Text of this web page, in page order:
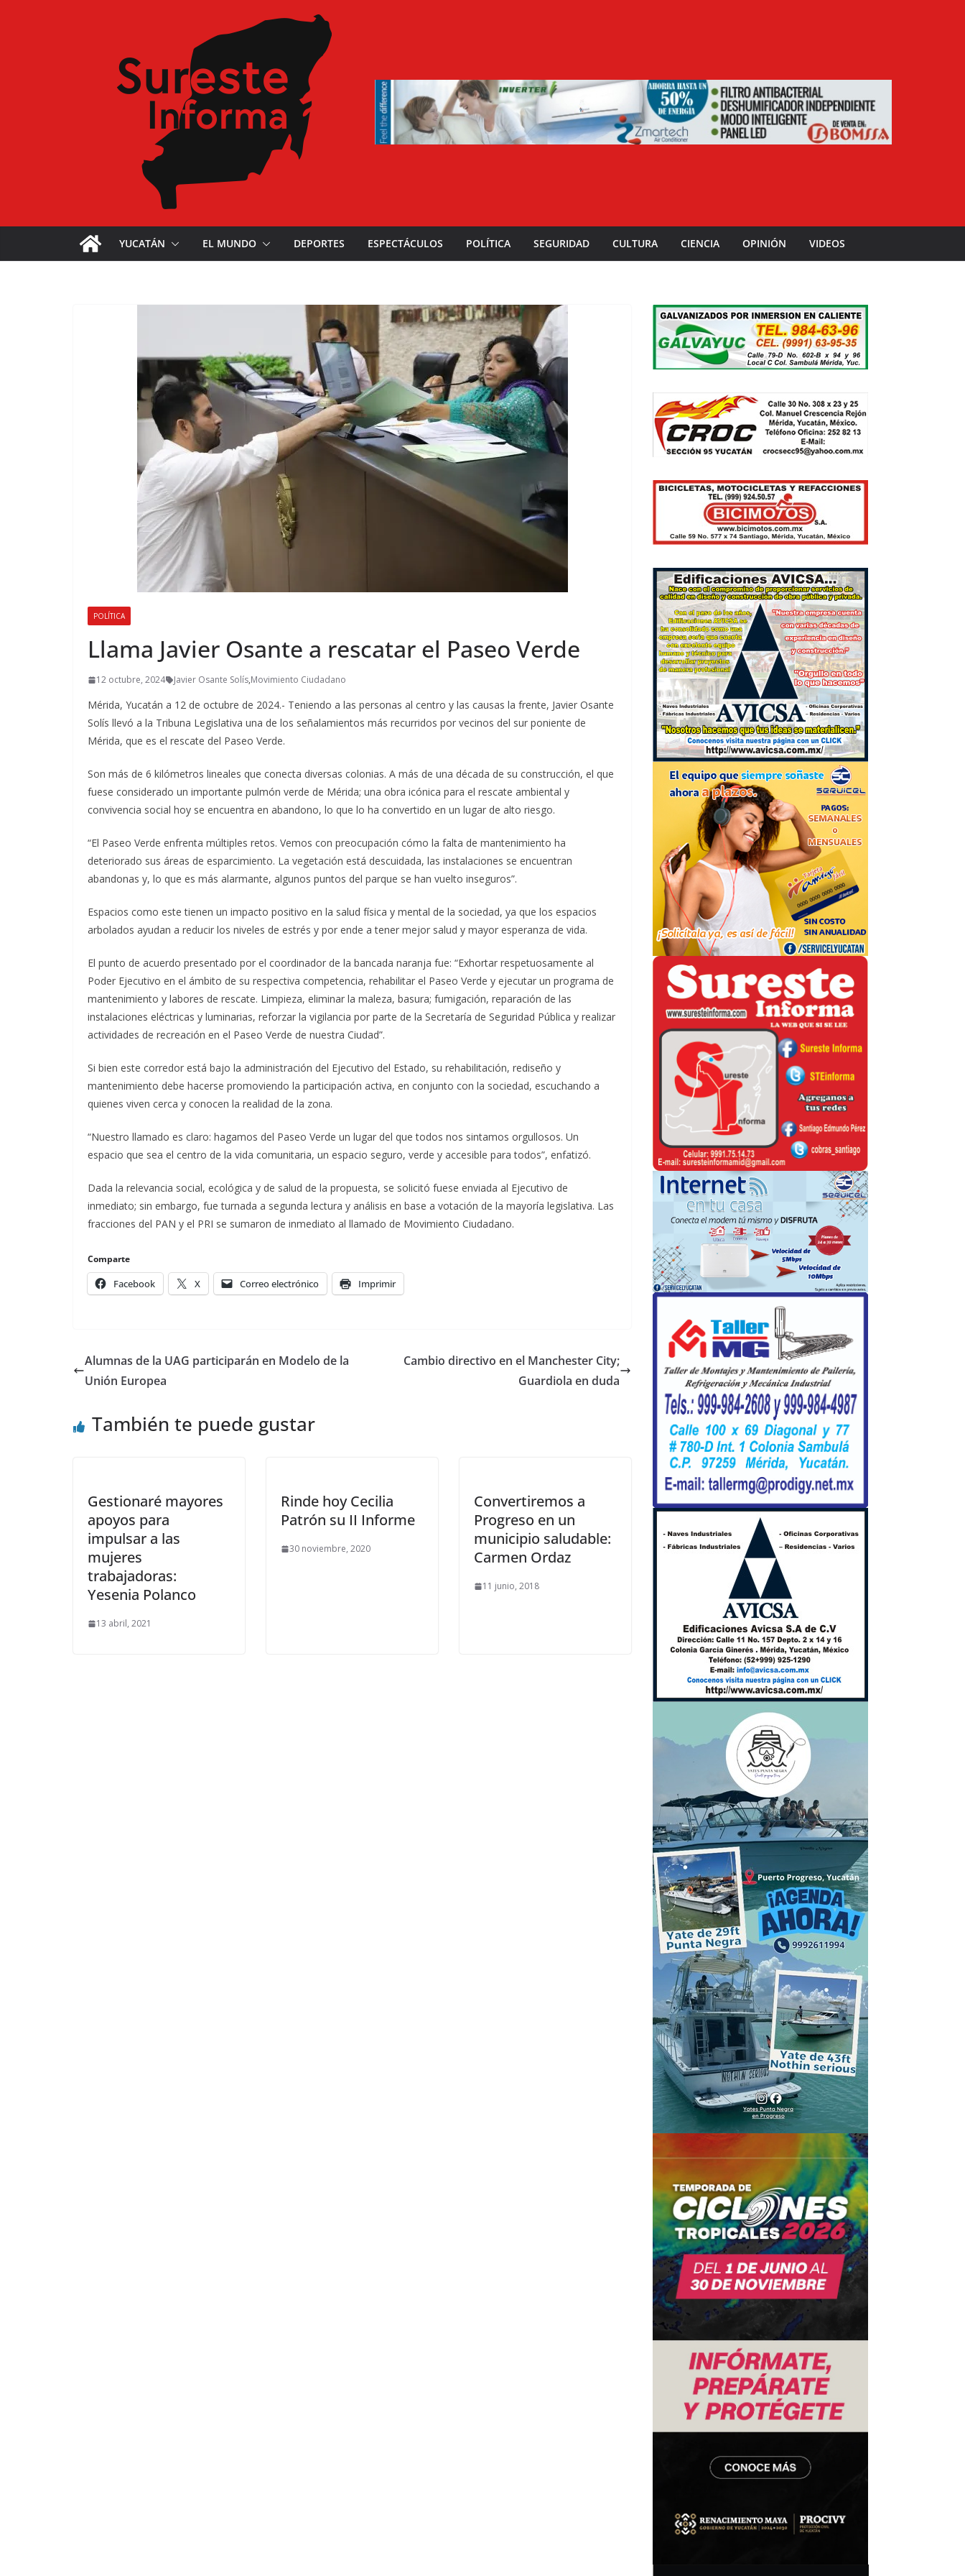
YUCATÁN EL MUNDO DEPORTES ESPECTÁCULOS POLÍTICA SEGURIDAD CULTURA CIENCIA OPINIÓN VIDEOS
POLÍTICA
Llama Javier Osante a rescatar el Paseo Verde
12 octubre, 2024 Javier Osante Solís,Movimiento Ciudadano
Mérida, Yucatán a 12 de octubre de 2024.- Teniendo a las personas al centro y las causas la frente, Javier Osante
Solís llevó a la Tribuna Legislativa una de los señalamientos más recurridos por vecinos del sur poniente de
Mérida, que es el rescate del Paseo Verde.
Son más de 6 kilómetros lineales que conecta diversas colonias. A más de una década de su construcción, el que
fuese considerado un importante pulmón verde de Mérida; una obra icónica para el rescate ambiental y
convivencia social hoy se encuentra en abandono, lo que lo ha convertido en un lugar de alto riesgo.
“El Paseo Verde enfrenta múltiples retos. Vemos con preocupación cómo la falta de mantenimiento ha
deteriorado sus áreas de esparcimiento. La vegetación está descuidada, las instalaciones se encuentran
abandonas y, lo que es más alarmante, algunos puntos del parque se han vuelto inseguros”.
Espacios como este tienen un impacto positivo en la salud física y mental de la sociedad, ya que los espacios
arbolados ayudan a reducir los niveles de estrés y por ende a tener mejor salud y mayor esperanza de vida.
El punto de acuerdo presentado por el coordinador de la bancada naranja fue: “Exhortar respetuosamente al
Poder Ejecutivo en el ámbito de su respectiva competencia, rehabilitar el Paseo Verde y ejecutar un programa de
mantenimiento y labores de rescate. Limpieza, eliminar la maleza, basura; fumigación, reparación de las
instalaciones eléctricas y luminarias, reforzar la vigilancia por parte de la Secretaría de Seguridad Pública y realizar
actividades de recreación en el Paseo Verde de nuestra Ciudad”.
Si bien este corredor está bajo la administración del Ejecutivo del Estado, su rehabilitación, rediseño y
mantenimiento debe hacerse promoviendo la participación activa, en conjunto con la sociedad, escuchando a
quienes viven cerca y conocen la realidad de la zona.
“Nuestro llamado es claro: hagamos del Paseo Verde un lugar del que todos nos sintamos orgullosos. Un
espacio que sea el centro de la vida comunitaria, un espacio seguro, verde y accesible para todos”, enfatizó.
Dada la relevancia social, ecológica y de salud de la propuesta, se solicitó fuese enviada al Ejecutivo de
inmediato; sin embargo, fue turnada a segunda lectura y análisis en base a votación de la mayoría legislativa. Las
fracciones del PAN y el PRI se sumaron de inmediato al llamado de Movimiento Ciudadano.
Comparte
Facebook X Correo electrónico Imprimir
Alumnas de la UAG participarán en Modelo de la
Unión Europea
Cambio directivo en el Manchester City;
Guardiola en duda
También te puede gustar
Gestionaré mayores
apoyos para
impulsar a las
mujeres
trabajadoras:
Yesenia Polanco
13 abril, 2021
Rinde hoy Cecilia
Patrón su II Informe
30 noviembre, 2020
Convertiremos a
Progreso en un
municipio saludable:
Carmen Ordaz
11 junio, 2018